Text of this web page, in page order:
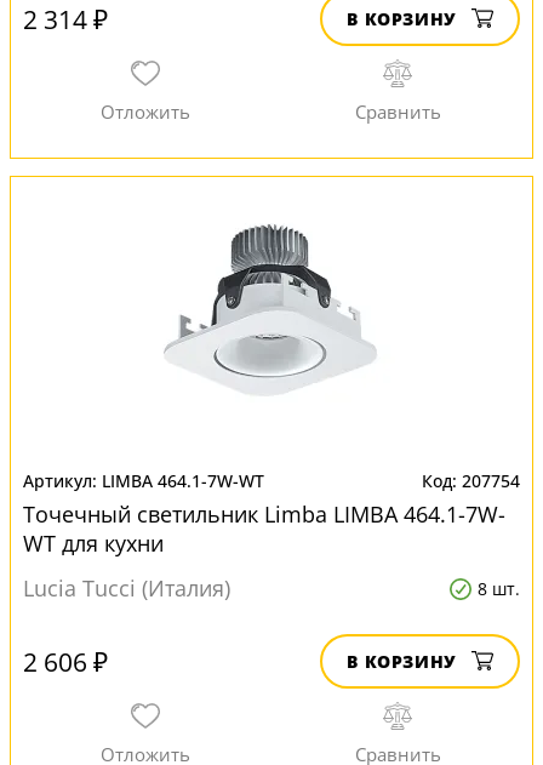
2 314 ₽ В КОРЗИНУ
LIMBA 464.1-7W-WT 207754
Точечный светильник Limba LIMBA 464.1-7W-
WT для кухни
Lucia Tucci (Италия)
8 шт.
2 606 ₽ В КОРЗИНУ